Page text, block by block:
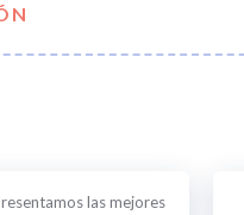
las mejores